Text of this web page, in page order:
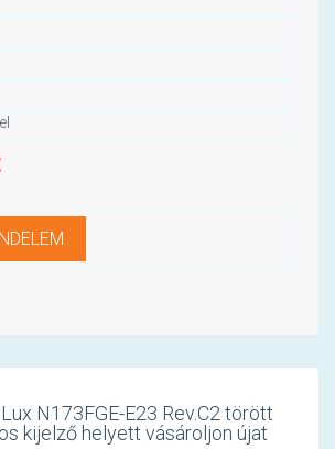
N173FGE-E23 Rev.C2 törött
kijelző helyett vásároljon újat